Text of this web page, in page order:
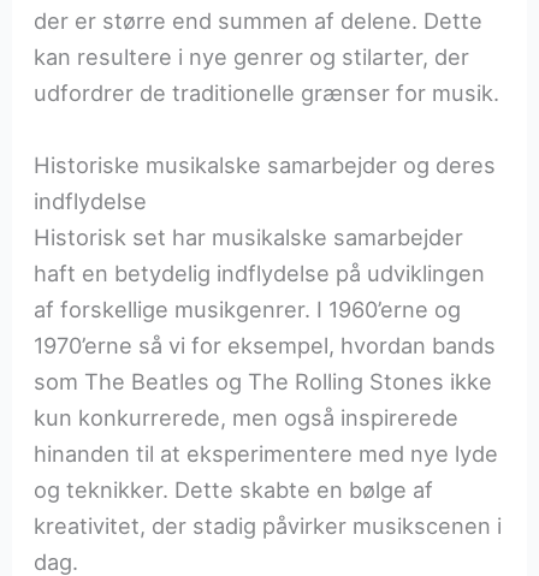
der er større end summen af delene. Dette
kan resultere i nye genrer og stilarter, der
udfordrer de traditionelle grænser for musik.
Historiske musikalske samarbejder og deres
indflydelse
Historisk set har musikalske samarbejder
haft en betydelig indflydelse på udviklingen
af forskellige musikgenrer. I 1960’erne og
1970’erne så vi for eksempel, hvordan bands
som The Beatles og The Rolling Stones ikke
kun konkurrerede, men også inspirerede
hinanden til at eksperimentere med nye lyde
og teknikker. Dette skabte en bølge af
kreativitet, der stadig påvirker musikscenen i
dag.